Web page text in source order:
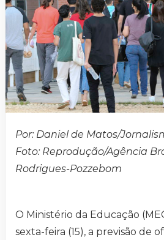
Por: Daniel de Matos/
Foto: Reprodução/Agência
Rodrigues-Pozzebom
O Ministério da Educação
sexta-feira (15), a previsão de